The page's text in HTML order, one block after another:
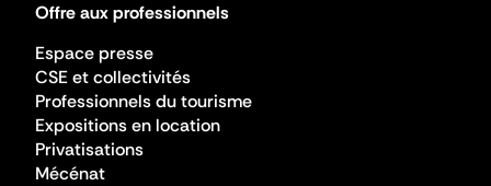
Offre aux professionnels
Espace presse
CSE et collectivités
Professionnels du tourisme
Expositions en location
Privatisations
Mécénat